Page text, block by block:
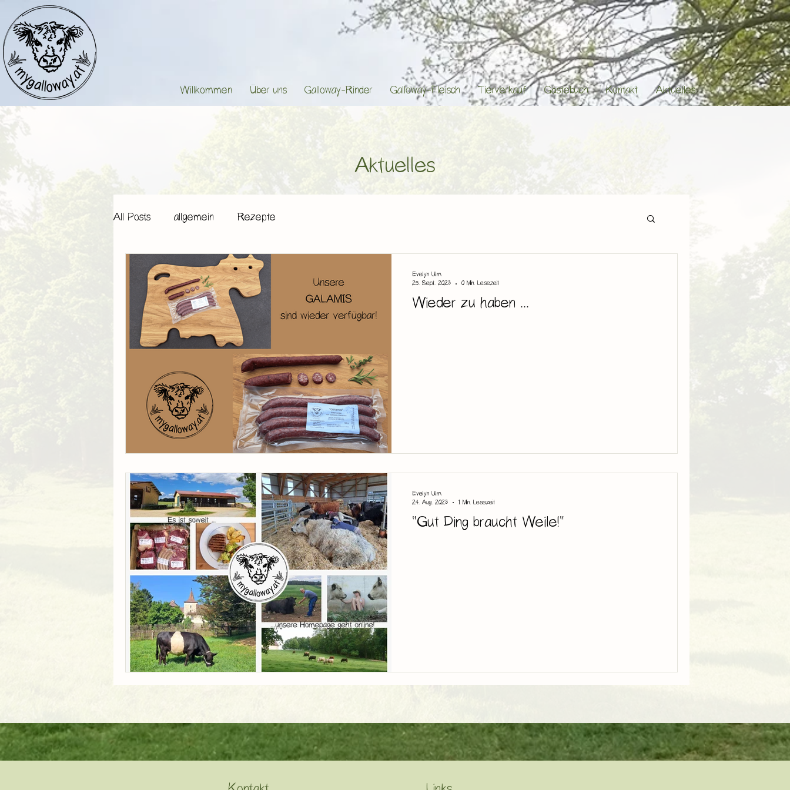
Willkommen Über uns Galloway-Rinder Galloway-Fleisch Tierverkauf Gästebuch Kontakt Aktuelles
Aktuelles
All Posts allgemein Rezepte
Wieder zu haben ...
Evelyn Ulm
25. Sept. 2023
0 Min. Lesezeit
"Gut Ding braucht Weile!"
Evelyn Ulm
24. Aug. 2023
1 Min. Lesezeit